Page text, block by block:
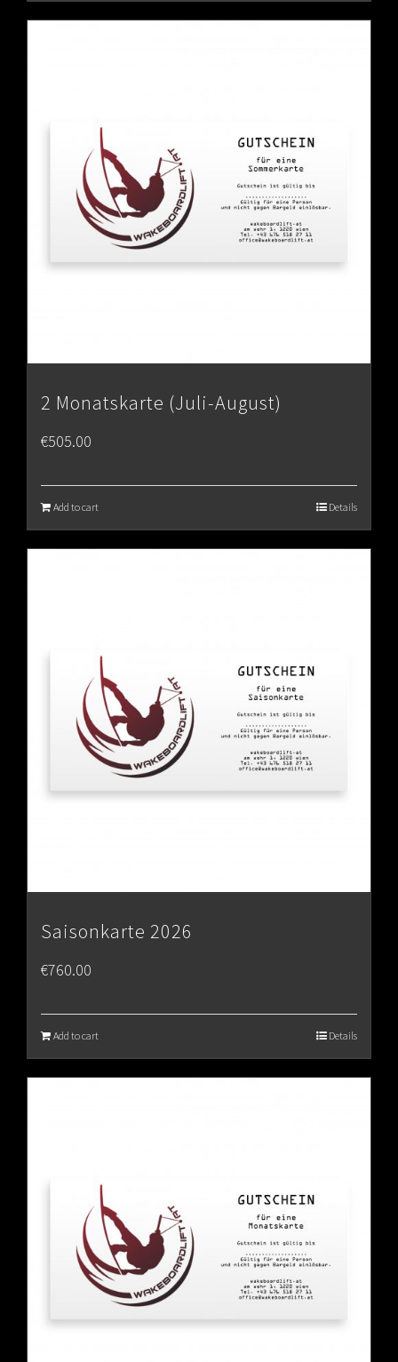
2 Monatskarte (Juli-August)
€505.00
Add to cart Details
Saisonkarte 2026
€760.00
Add to cart Details